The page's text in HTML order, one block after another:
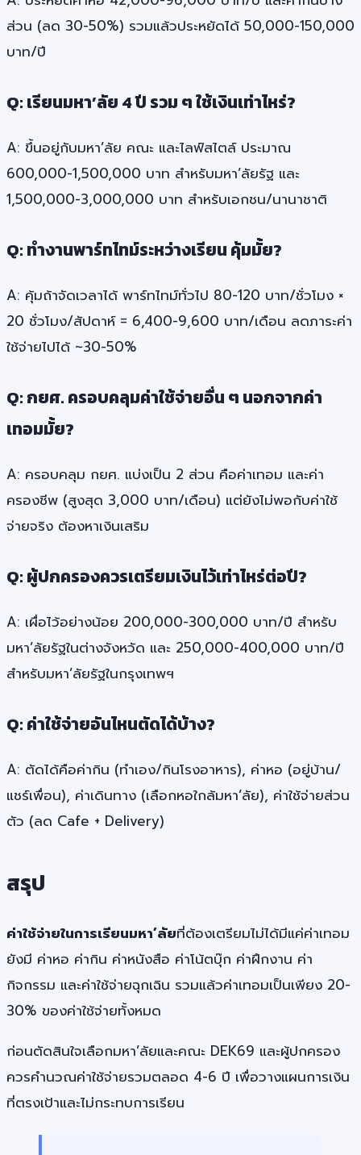
ส่วน (ลด 30-50%) รวมแล้วประหยัดได้ 50,000-150,000
บาท/ปี
Q: เรียนมหา’ลัย 4 ปี รวม ๆ ใช้เงินเท่าไหร่?
A: ขึ้นอยู่กับมหา’ลัย คณะ และไลฟ์สไตล์ ประมาณ
600,000-1,500,000 บาท สำหรับมหา’ลัยรัฐ และ
1,500,000-3,000,000 บาท สำหรับเอกชน/นานาชาติ
Q: ทำงานพาร์ทไทม์ระหว่างเรียน คุ้มมั้ย?
A: คุ้มถ้าจัดเวลาได้ พาร์ทไทม์ทั่วไป 80-120 บาท/ชั่วโมง ×
20 ชั่วโมง/สัปดาห์ = 6,400-9,600 บาท/เดือน ลดภาระค่า
ใช้จ่ายไปได้ ~30-50%
Q: กยศ. ครอบคลุมค่าใช้จ่ายอื่น ๆ นอกจากค่า
เทอมมั้ย?
A: ครอบคลุม กยศ. แบ่งเป็น 2 ส่วน คือค่าเทอม และค่า
ครองชีพ (สูงสุด 3,000 บาท/เดือน) แต่ยังไม่พอกับค่าใช้
จ่ายจริง ต้องหาเงินเสริม
Q: ผู้ปกครองควรเตรียมเงินไว้เท่าไหร่ต่อปี?
A: เผื่อไว้อย่างน้อย 200,000-300,000 บาท/ปี สำหรับ
มหา’ลัยรัฐในต่างจังหวัด และ 250,000-400,000 บาท/ปี
สำหรับมหา’ลัยรัฐในกรุงเทพฯ
Q: ค่าใช้จ่ายอันไหนตัดได้บ้าง?
A: ตัดได้คือค่ากิน (ทำเอง/กินโรงอาหาร), ค่าหอ (อยู่บ้าน/
แชร์เพื่อน), ค่าเดินทาง (เลือกหอใกล้มหา’ลัย), ค่าใช้จ่ายส่วน
ตัว (ลด Cafe + Delivery)
สรุป
ค่าใช้จ่ายในการเรียนมหา’ลัยที่ต้องเตรียมไม่ได้มีแค่ค่าเทอม
ยังมี ค่าหอ ค่ากิน ค่าหนังสือ ค่าโน้ตบุ๊ก ค่าฝึกงาน ค่า
กิจกรรม และค่าใช้จ่ายฉุกเฉิน รวมแล้วค่าเทอมเป็นเพียง 20-
30% ของค่าใช้จ่ายทั้งหมด
ก่อนตัดสินใจเลือกมหา’ลัยและคณะ DEK69 และผู้ปกครอง
ควรคำนวณค่าใช้จ่ายรวมตลอด 4-6 ปี เพื่อวางแผนการเงิน
ที่ตรงเป้าและไม่กระทบการเรียน